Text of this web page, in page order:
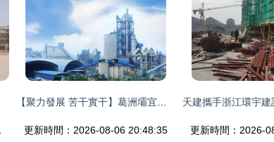
更新時間：2026-08-06 20:48:35 更新時間：2026-